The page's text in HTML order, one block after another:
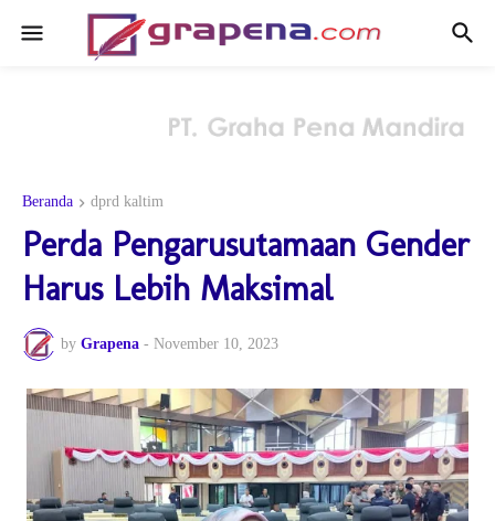
Beranda dprd kaltim
Perda Pengarusutamaan Gender
Harus Lebih Maksimal
by Grapena - November 10, 2023